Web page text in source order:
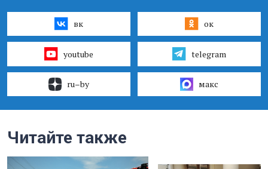
вк ок
youtube telegram
ru–by макс
Читайте также